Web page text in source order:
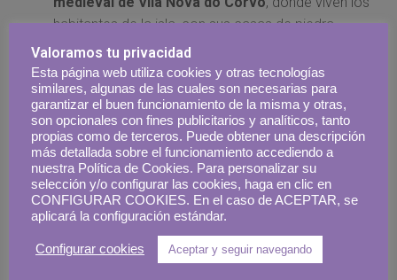
habitantes de la isla, con sus casas de piedra
oscura con franjas de pintura blanca que rodean las
ventanas. Esta es la población más aislada y
remota de Portugal.
Visita la iglesia de Nossa Senhora dos Milagres
El centro de la vida religiosa en Corvo es un lugar
interesante para visitar. La iglesia es de estilo
barroco y está decorada con azulejos portugueses.
Visita elMirador da Ponta Negra: uno de los
lugares más impresionantes de la isla, con vistas
panorámicas del océano Atlántico y la isla de Flores
en la distancia. Es un lugar perfecto para ver la
Valoramos tu privacidad
Esta página web utiliza cookies y otras tecnologías
similares, algunas de las cuales son necesarias para
garantizar el buen funcionamiento de la misma y otras,
son opcionales con fines publicitarios y analíticos, tanto
propias como de terceros. Puede obtener una descripción
más detallada sobre el funcionamiento accediendo a
nuestra Política de Cookies. Para personalizar su
selección y/o configurar las cookies, haga en clic en
CONFIGURAR COOKIES. En el caso de ACEPTAR, se
aplicará la configuración estándar.
Configurar cookies Aceptar y seguir navegando